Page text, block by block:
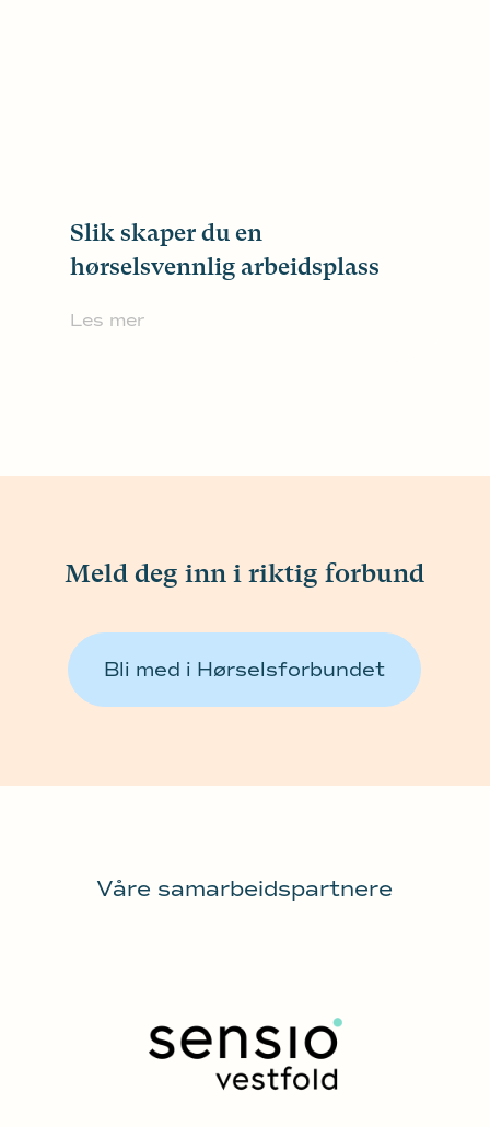
Slik skaper du en
hørselsvennlig arbeidsplass
Les mer
Meld deg inn i riktig forbund
Bli med i Hørselsforbundet
Våre samarbeidspartnere